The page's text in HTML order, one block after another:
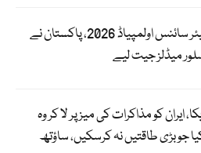
انٹرنیشنل نیوکلیئر سائنس اولمپیاڈ 2026، پاکستان نے
میڈلز جیت لیے
ایران کو مذاکرات کی میز پر لا کر وہ
جو بڑی طاقتیں نہ کرسکیں، ساؤتھ